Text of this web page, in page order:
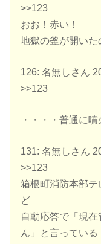
>>123
おお！赤い！
地獄の釜が開いた
126: 名無しさん
>>123
・・・・普通に
131: 名無しさん
>>123
箱根町消防本部
ど
自動応答で「現
ん」と言っている